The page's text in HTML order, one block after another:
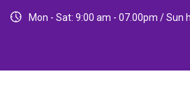
Mon - Sat: 9:00 am - 07.00pm / Sun